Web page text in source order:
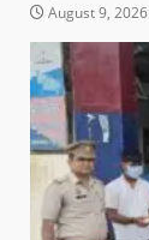
August 9, 2026